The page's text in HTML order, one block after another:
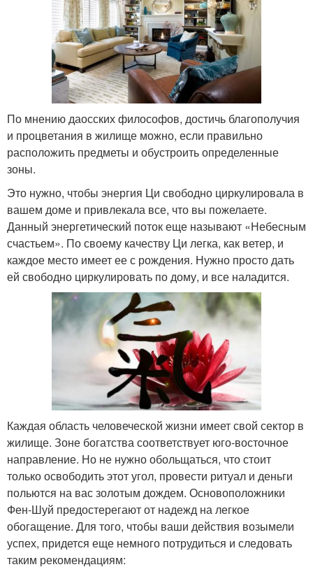
По мнению даосских философов, достичь благополучия
и процветания в жилище можно, если правильно
расположить предметы и обустроить определенные
зоны.
Это нужно, чтобы энергия Ци свободно циркулировала в
вашем доме и привлекала все, что вы пожелаете.
Данный энергетический поток еще называют «Небесным
счастьем». По своему качеству Ци легка, как ветер, и
каждое место имеет ее с рождения. Нужно просто дать
ей свободно циркулировать по дому, и все наладится.
Каждая область человеческой жизни имеет свой сектор в
жилище. Зоне богатства соответствует юго-восточное
направление. Но не нужно обольщаться, что стоит
только освободить этот угол, провести ритуал и деньги
польются на вас золотым дождем. Основоположники
Фен-Шуй предостерегают от надежд на легкое
обогащение. Для того, чтобы ваши действия возымели
успех, придется еще немного потрудиться и следовать
таким рекомендациям: